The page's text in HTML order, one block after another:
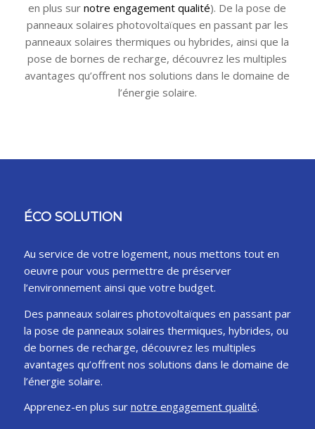
en plus surnotre engagement qualité). De la pose de
panneaux solaires photovoltaïques en passant par les
panneaux solaires thermiques ou hybrides, ainsi que la
pose de bornes de recharge, découvrez les multiples
avantages qu’offrent nos solutions dans le domaine de
l’énergie solaire.
ÉCO SOLUTION
Au service de votre logement, nous mettons tout en
oeuvre pour vous permettre de préserver
l’environnement ainsi que votre budget.
Des panneaux solaires photovoltaïques en passant par
la pose de panneaux solaires thermiques, hybrides, ou
de bornes de recharge, découvrez les multiples
avantages qu’offrent nos solutions dans le domaine de
l’énergie solaire.
Apprenez-en plus sur notre engagement qualité.